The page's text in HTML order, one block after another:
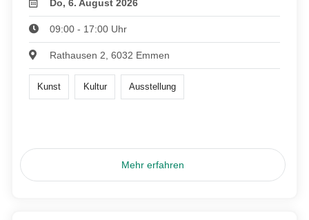
Do, 6. August 2026
09:00 - 17:00 Uhr
Rathausen 2, 6032 Emmen
Kunst Kultur Ausstellung
Mehr erfahren